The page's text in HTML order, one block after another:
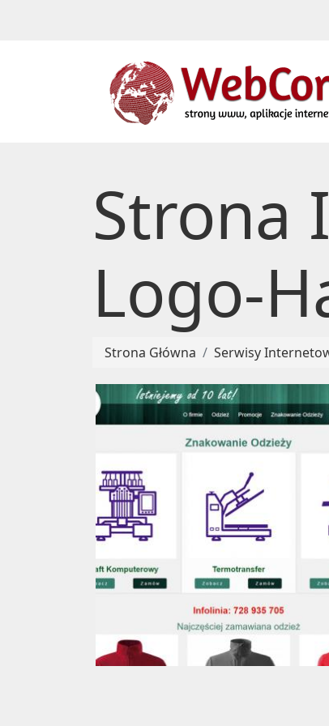
Strona
Logo-
Strona Główna Serwisy